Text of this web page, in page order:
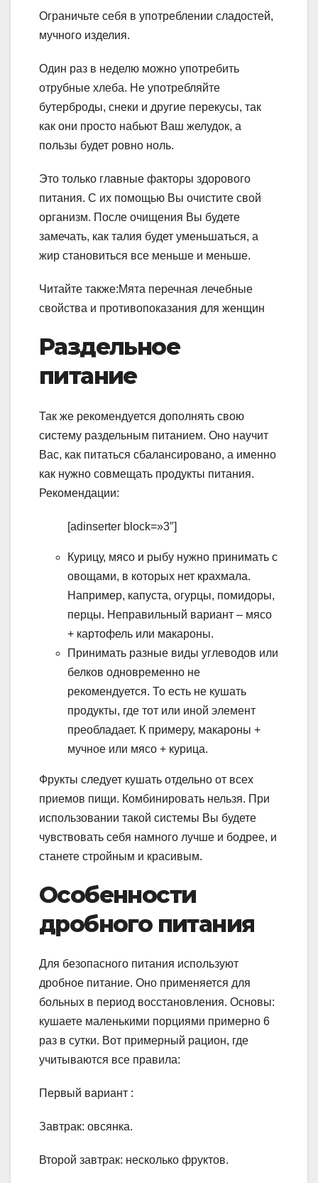
Ограничьте себя в употреблении сладостей,
мучного изделия.
Один раз в неделю можно употребить
отрубные хлеба. Не употребляйте
бутерброды, снеки и другие перекусы, так
как они просто набьют Ваш желудок, а
пользы будет ровно ноль.
Это только главные факторы здорового
питания. С их помощью Вы очистите свой
организм. После очищения Вы будете
замечать, как талия будет уменьшаться, а
жир становиться все меньше и меньше.
Читайте также:Мята перечная лечебные
свойства и противопоказания для женщин
Раздельное
питание
Так же рекомендуется дополнять свою
систему раздельным питанием. Оно научит
Вас, как питаться сбалансировано, а именно
как нужно совмещать продукты питания.
Рекомендации:
[adinserter block=»3″]
Курицу, мясо и рыбу нужно принимать с
овощами, в которых нет крахмала.
Например, капуста, огурцы, помидоры,
перцы. Неправильный вариант – мясо
+ картофель или макароны.
Принимать разные виды углеводов или
белков одновременно не
рекомендуется. То есть не кушать
продукты, где тот или иной элемент
преобладает. К примеру, макароны +
мучное или мясо + курица.
Фрукты следует кушать отдельно от всех
приемов пищи. Комбинировать нельзя. При
использовании такой системы Вы будете
чувствовать себя намного лучше и бодрее, и
станете стройным и красивым.
Особенности
дробного питания
Для безопасного питания используют
дробное питание. Оно применяется для
больных в период восстановления. Основы:
кушаете маленькими порциями примерно 6
раз в сутки. Вот примерный рацион, где
учитываются все правила:
Первый вариант :
Завтрак: овсянка.
Второй завтрак: несколько фруктов.